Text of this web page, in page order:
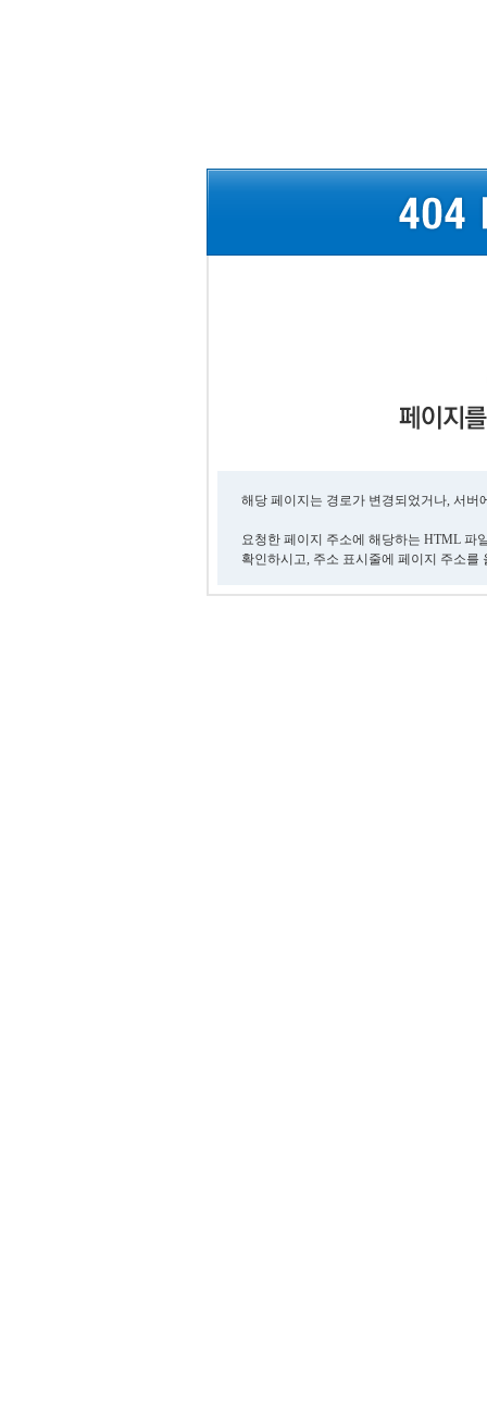
해당 페이지는 경로가 변경되었거나, 서
요청한 페이지 주소에 해당하는 HTML 파
확인하시고, 주소 표시줄에 페이지 주소